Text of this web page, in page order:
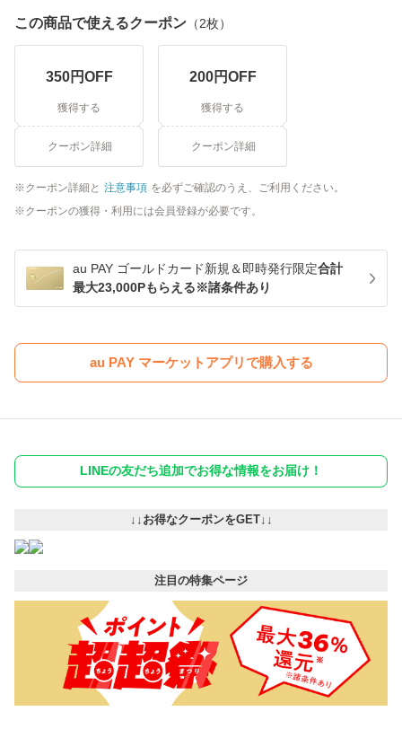
この商品で使えるクーポン （2枚）
350円OFF
獲得する
クーポン詳細
200円OFF
獲得する
クーポン詳細
クーポン詳細と 注意事項 を必ずご確認のうえ、ご利用ください。
クーポンの獲得・利用には会員登録が必要です。
au PAY ゴールドカード新規＆即時発行限定合計
最大23,000Pもらえる※諸条件あり
au PAY マーケットアプリで購入する
LINEの友だち追加でお得な情報をお届け！
↓↓お得なクーポンをGET↓↓
注目の特集ページ